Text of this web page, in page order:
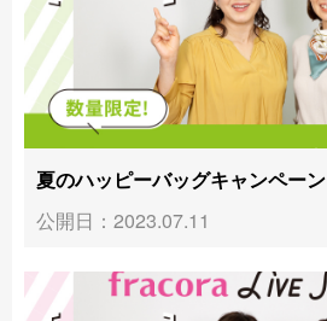
夏のハッピーバッグキャンペーン
公開日：2023.07.11